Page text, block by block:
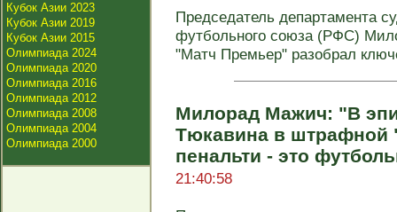
Кубок Азии 2023
Кубок Азии 2019
Кубок Азии 2015
Олимпиада 2024
Олимпиада 2020
Олимпиада 2016
Олимпиада 2012
Олимпиада 2008
Олимпиада 2004
Олимпиада 2000
Председатель департамента
футбольного союза (РФС)
"Матч Премьер" разобрал
Милорад Мажич: "В
Тюкавина в штрафной
пенальти - это
21:40:58